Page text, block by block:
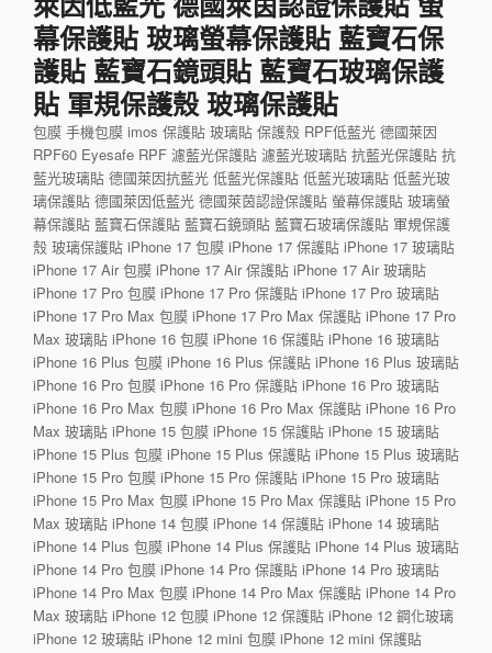
幕保護貼 玻璃螢幕保護貼 藍寶石保
護貼 藍寶石鏡頭貼 藍寶石玻璃保護
貼 軍規保護殼 玻璃保護貼
包膜 手機包膜 imos 保護貼 玻璃貼 保護殼 RPF低藍光 德國萊因
RPF60 Eyesafe RPF 濾藍光保護貼 濾藍光玻璃貼 抗藍光保護貼 抗
藍光玻璃貼 德國萊因抗藍光 低藍光保護貼 低藍光玻璃貼 低藍光玻
璃保護貼 德國萊因低藍光 德國萊茵認證保護貼 螢幕保護貼 玻璃螢
幕保護貼 藍寶石保護貼 藍寶石鏡頭貼 藍寶石玻璃保護貼 軍規保護
殼 玻璃保護貼 iPhone 17 包膜 iPhone 17 保護貼 iPhone 17 玻璃貼
iPhone 17 Air 包膜 iPhone 17 Air 保護貼 iPhone 17 Air 玻璃貼
iPhone 17 Pro 包膜 iPhone 17 Pro 保護貼 iPhone 17 Pro 玻璃貼
iPhone 17 Pro Max 包膜 iPhone 17 Pro Max 保護貼 iPhone 17 Pro
Max 玻璃貼 iPhone 16 包膜 iPhone 16 保護貼 iPhone 16 玻璃貼
iPhone 16 Plus 包膜 iPhone 16 Plus 保護貼 iPhone 16 Plus 玻璃貼
iPhone 16 Pro 包膜 iPhone 16 Pro 保護貼 iPhone 16 Pro 玻璃貼
iPhone 16 Pro Max 包膜 iPhone 16 Pro Max 保護貼 iPhone 16 Pro
Max 玻璃貼 iPhone 15 包膜 iPhone 15 保護貼 iPhone 15 玻璃貼
iPhone 15 Plus 包膜 iPhone 15 Plus 保護貼 iPhone 15 Plus 玻璃貼
iPhone 15 Pro 包膜 iPhone 15 Pro 保護貼 iPhone 15 Pro 玻璃貼
iPhone 15 Pro Max 包膜 iPhone 15 Pro Max 保護貼 iPhone 15 Pro
Max 玻璃貼 iPhone 14 包膜 iPhone 14 保護貼 iPhone 14 玻璃貼
iPhone 14 Plus 包膜 iPhone 14 Plus 保護貼 iPhone 14 Plus 玻璃貼
iPhone 14 Pro 包膜 iPhone 14 Pro 保護貼 iPhone 14 Pro 玻璃貼
iPhone 14 Pro Max 包膜 iPhone 14 Pro Max 保護貼 iPhone 14 Pro
Max 玻璃貼 iPhone 12 包膜 iPhone 12 保護貼 iPhone 12 鋼化玻璃
iPhone 12 玻璃貼 iPhone 12 mini 包膜 iPhone 12 mini 保護貼